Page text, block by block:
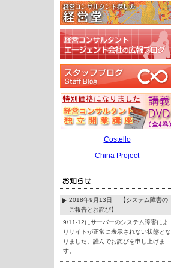
Costello
China Project
2018年9月13日 【システム障害の
ご報告とお詫び】
9/11-12にサーバーのシステム障害によ
りサイトが正常に表示されない状態とな
りました。謹んでお詫びを申し上げま
す。